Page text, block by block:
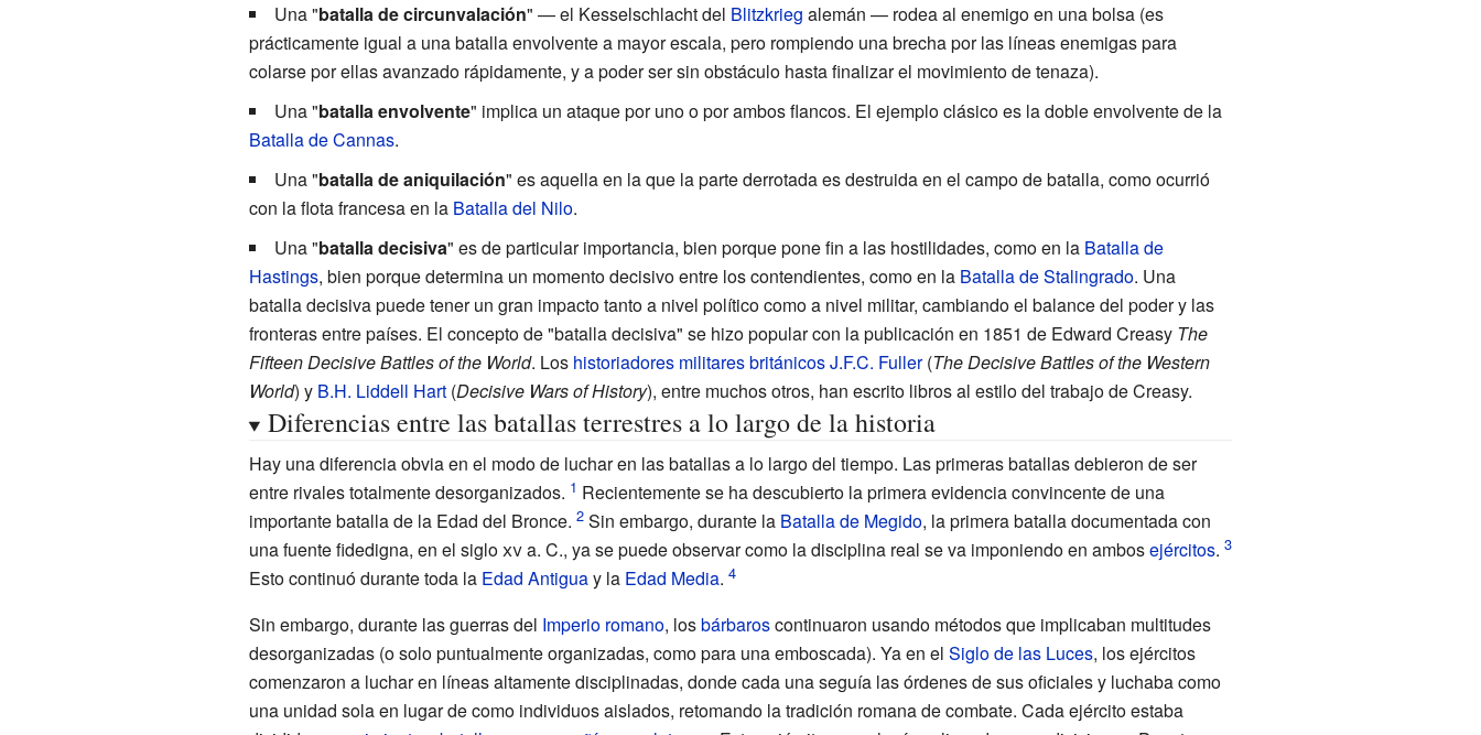
Una "batalla de circunvalación" — el Kesselschlacht del Blitzkrieg alemán — rodea al enemigo en una bolsa (es
prácticamente igual a una batalla envolvente a mayor escala, pero rompiendo una brecha por las líneas enemigas para
colarse por ellas avanzado rápidamente, y a poder ser sin obstáculo hasta finalizar el movimiento de tenaza).
Una "batalla envolvente" implica un ataque por uno o por ambos flancos. El ejemplo clásico es la doble envolvente de la
Batalla de Cannas.
Una "batalla de aniquilación" es aquella en la que la parte derrotada es destruida en el campo de batalla, como ocurrió
con la flota francesa en la Batalla del Nilo.
Una "batalla decisiva" es de particular importancia, bien porque pone fin a las hostilidades, como en la Batalla de
Hastings, bien porque determina un momento decisivo entre los contendientes, como en la Batalla de Stalingrado. Una
batalla decisiva puede tener un gran impacto tanto a nivel político como a nivel militar, cambiando el balance del poder y las
fronteras entre países. El concepto de "batalla decisiva" se hizo popular con la publicación en 1851 de Edward Creasy The
Fifteen Decisive Battles of the World. Los historiadores militaresbritánicosJ.F.C. Fuller(The Decisive Battles of the Western
World) y B.H. Liddell Hart(Decisive Wars of History), entre muchos otros, han escrito libros al estilo del trabajo de Creasy.
Diferencias entre las batallas terrestres a lo largo de la historia
Hay una diferencia obvia en el modo de luchar en las batallas a lo largo del tiempo. Las primeras batallas debieron de ser
entre rivales totalmente desorganizados.
Recientemente se ha descubierto la primera evidencia convincente de una
importante batalla de la Edad del Bronce. Sin embargo, durante la Batalla de Megido, la primera batalla documentada con
una fuente fidedigna, en el sigloxva. C., ya se puede observar como la disciplina real se va imponiendo en ambosejércitos.
Esto continuó durante toda la Edad Antiguay la Edad Media.
Sin embargo, durante las guerras del Imperio romano, losbárbaroscontinuaron usando métodos que implicaban multitudes
desorganizadas (o solo puntualmente organizadas, como para una emboscada). Ya en el Siglo de las Luces, los ejércitos
comenzaron a luchar en líneas altamente disciplinadas, donde cada una seguía las órdenes de sus oficiales y luchaba como
una unidad sola en lugar de como individuos aislados, retomando la tradición romana de combate. Cada ejército estaba